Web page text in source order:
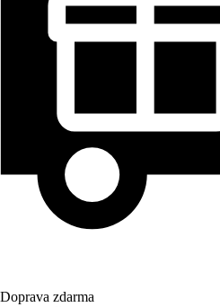
Doprava zdarma